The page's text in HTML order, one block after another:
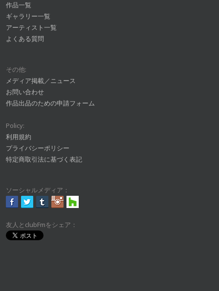
作品一覧
ギャラリー一覧
アーティスト一覧
よくある質問
その他:
メディア掲載／ニュース
お問い合わせ
作品出品のための申請フォーム
Policy:
利用規約
プライバシーポリシー
特定商取引法に基づく表記
ソーシャルメディア：
友人とclubFmをシェア：